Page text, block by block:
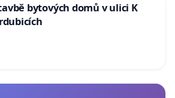
bytových domů v ulici K